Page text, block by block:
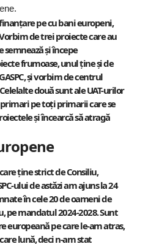
pe cu bani europeni,
de trei proiecte care au
și începe
frumoase, unul ține și de
și vorbim de centrul
două sunt ale UAT-urilor
primari pe toți primarii care se
și încearcă să atragă
ține strict de Consiliu,
ului de astăzi am ajuns la 24
în cele 20 de oameni de
pe mandatul 2024-2028. Sunt
europeană pe care le-am atras,
lună, deci n-am stat